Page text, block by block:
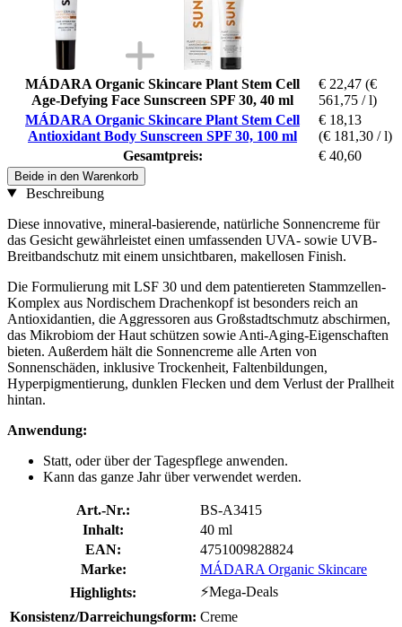
MÁDARA Organic Skincare Plant Stem Cell
Age-Defying Face Sunscreen SPF 30, 40 ml
€ 22,47 (€
561,75 / l)
MÁDARA Organic Skincare Plant Stem Cell
Antioxidant Body Sunscreen SPF 30, 100 ml
€ 18,13
(€ 181,30 / l)
Gesamtpreis:
€ 40,60
Beide in den Warenkorb
Beschreibung
Diese innovative, mineral-basierende, natürliche Sonnencreme für
das Gesicht gewährleistet einen umfassenden UVA- sowie UVB-
Breitbandschutz mit einem unsichtbaren, makellosen Finish.
Die Formulierung mit LSF 30 und dem patentiereten Stammzellen-
Komplex aus Nordischem Drachenkopf ist besonders reich an
Antioxidantien, die Aggressoren aus Großstadtschmutz abschirmen,
das Mikrobiom der Haut schützen sowie Anti-Aging-Eigenschaften
bieten. Außerdem hält die Sonnencreme alle Arten von
Sonnenschäden, inklusive Trockenheit, Faltenbildungen,
Hyperpigmentierung, dunklen Flecken und dem Verlust der Prallheit
hintan.
Anwendung:
Statt, oder über der Tagespflege anwenden.
Kann das ganze Jahr über verwendet werden.
Art.-Nr.:
BS-A3415
Inhalt:
40 ml
EAN:
4751009828824
Marke:
MÁDARA Organic Skincare
Highlights:
⚡Mega-Deals
Konsistenz/Darreichungsform: Creme